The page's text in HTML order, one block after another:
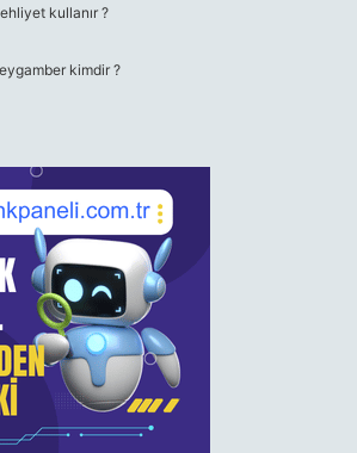
kullanır ?
kimdir ?